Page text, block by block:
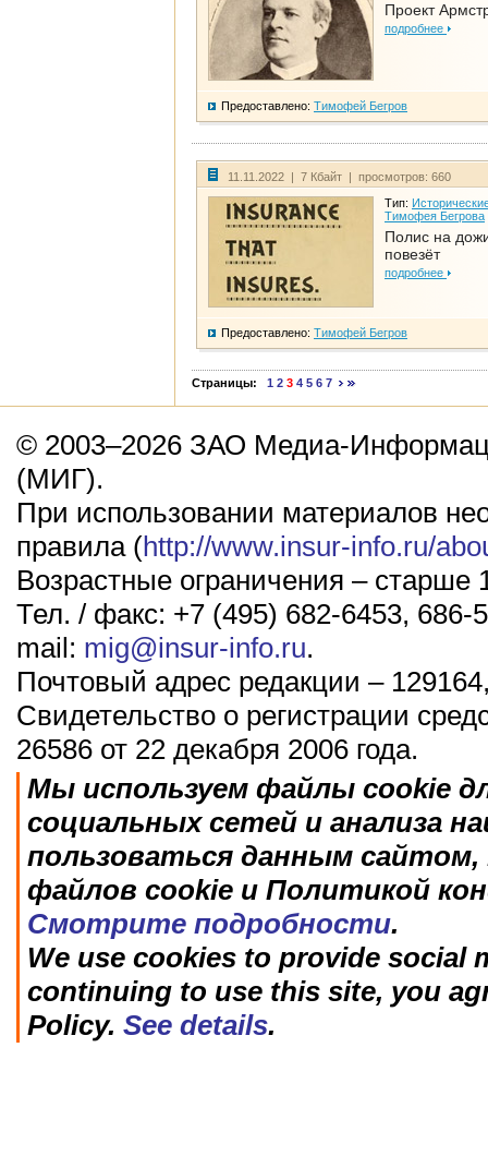
Проект
подробнее
Предоставлено: Тимофей Бегров
11.11.2022 | 7 Кбайт | просмотров: 660
Тип:
Тимофея Бегрова
Полис на
повезёт
подробнее
Предоставлено: Тимофей Бегров
Страницы: 1 2 3 4 5 6 7
© 2003–2026 ЗАО Медиа-
(МИГ).
При использовании материалов
правила (http://www.insur-info.ru/
Возрастные ограничения – старше
Тел. / факс: +7 (495) 682-6453, 686-
mail: mig@insur-info.ru.
Почтовый адрес редакции –
Свидетельство о регистрации
26586 от 22 декабря 2006 года.
Мы используем файлы cookie
социальных сетей и анализа
пользоваться данным
файлов cookie и Политикой
Смотрите подробности.
We use cookies to provide social
continuing to use this site, you
Policy. See details.